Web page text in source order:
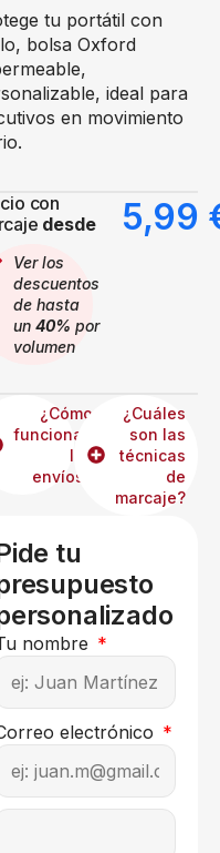
tu portátil con
bolsa Oxford
ideal para
en movimiento
con
desde 5,99
Ver los
descuentos
de hasta
un 40% por
volumen
¿Cómo
funcionan
los
envíos?
¿Cuáles
son las
técnicas
de
marcaje?
tu
nombre
electrónico